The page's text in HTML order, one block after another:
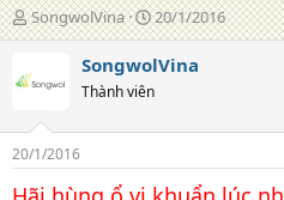
T
á
g
ả
SongwolVina
N
g
à
đ
g
20/1/2016
SongwolVina
Thành viên
20/1/2016